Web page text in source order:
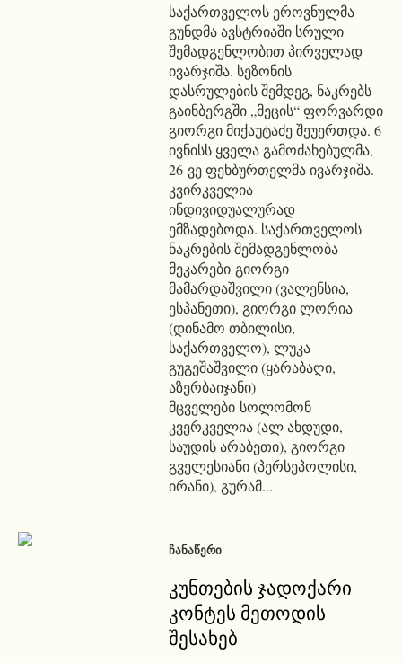
საქართველოს ეროვნულმა
გუნდმა ავსტრიაში სრული
შემადგენლობით პირველად
ივარჯიშა. სეზონის
დასრულების შემდეგ, ნაკრებს
გაინბერგში „მეცის“ ფორვარდი
გიორგი მიქაუტაძე შეუერთდა. 6
ივნისს ყველა გამოძახებულმა,
26-ვე ფეხბურთელმა ივარჯიშა.
კვირკველია
ინდივიდუალურად
ემზადებოდა. საქართველოს
ნაკრების შემადგენლობა
მეკარები გიორგი
მამარდაშვილი (ვალენსია,
ესპანეთი), გიორგი ლორია
(დინამო თბილისი,
საქართველო), ლუკა
გუგეშაშვილი (ყარაბაღი,
აზერბაიჯანი)
მცველები სოლომონ
კვერკველია (ალ ახდუდი,
საუდის არაბეთი), გიორგი
გველესიანი (პერსეპოლისი,
ირანი), გურამ...
ᲩᲐᲜᲐᲬᲔᲠᲘ
კუნთების ჯადოქარი
კონტეს მეთოდის
შესახებ